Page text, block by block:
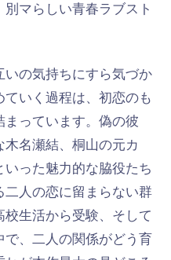
マらしい青春ラブスト
の気持ちにすら気づか
いく過程は、初恋のも
まっています。偽の彼
名瀬結、桐山の元カ
った魅力的な脇役たち
人の恋に留まらない群
生活から受験、そして
、二人の関係がどう育